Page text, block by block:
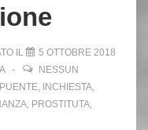
IL
5 OTTOBRE 2018
NESSUN
, INCHIESTA,
, PROSTITUTA,